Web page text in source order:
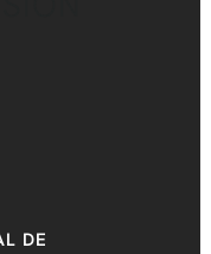
DE